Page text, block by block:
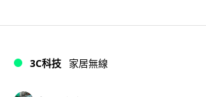
3C科技 家居無線